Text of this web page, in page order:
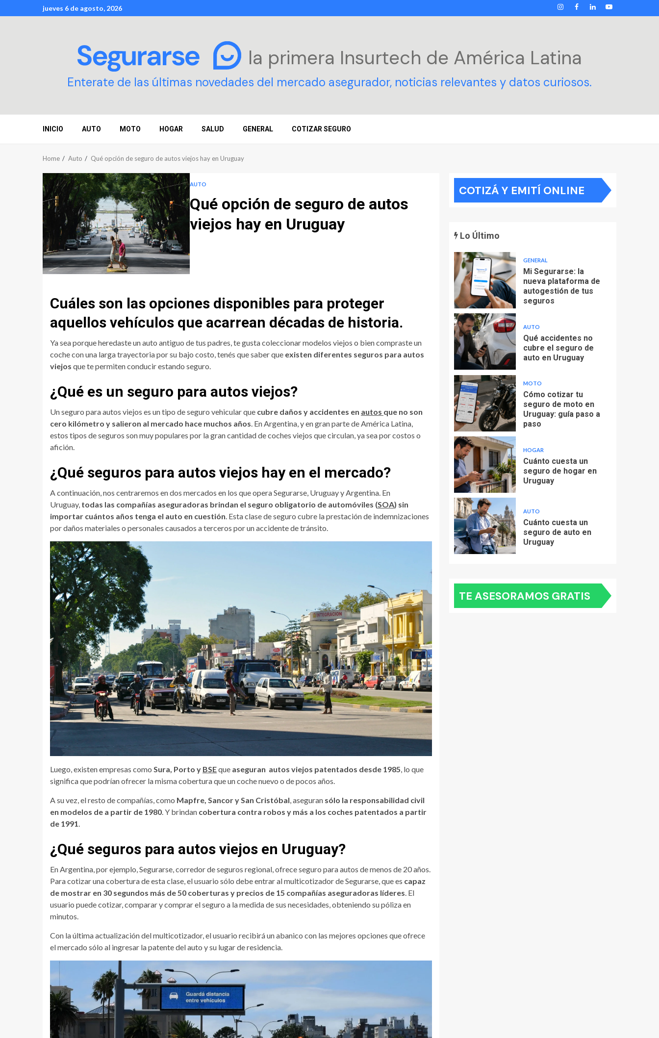
to
jueves 6 de agosto, 2026 INSTAGRAM
FACEBOOK
LINKEDIN
YOUTUBE
la primera Insurtech de América Latina
Enterate de las últimas novedades del mercado asegurador, noticias relevantes y datos curiosos.
INICIO AUTO MOTO HOGAR SALUD GENERAL COTIZAR SEGURO
Home Auto Qué opción de seguro de autos viejos hay en Uruguay
AUTO
Qué opción de seguro de autos
viejos hay en Uruguay
Cuáles son las opciones disponibles para proteger
aquellos vehículos que acarrean décadas de historia.
Ya sea porque heredaste un auto antiguo de tus padres, te gusta coleccionar modelos viejos o bien compraste un
coche con una larga trayectoria por su bajo costo, tenés que saber que existen diferentes seguros para autos
viejos que te permiten conducir estando seguro.
¿Qué es un seguro para autos viejos?
Un seguro para autos viejos es un tipo de seguro vehicular que cubre daños y accidentes en autos que no son
cero kilómetro y salieron al mercado hace muchos años. En Argentina, y en gran parte de América Latina,
estos tipos de seguros son muy populares por la gran cantidad de coches viejos que circulan, ya sea por costos o
afición.
¿Qué seguros para autos viejos hay en el mercado?
A continuación, nos centraremos en dos mercados en los que opera Segurarse, Uruguay y Argentina. En
Uruguay, todas las compañías aseguradoras brindan el seguro obligatorio de automóviles (SOA) sin
importar cuántos años tenga el auto en cuestión. Esta clase de seguro cubre la prestación de indemnizaciones
por daños materiales o personales causados a terceros por un accidente de tránsito.
Luego, existen empresas como Sura, Porto y BSEque aseguran autos viejos patentados desde 1985, lo que
significa que podrían ofrecer la misma cobertura que un coche nuevo o de pocos años.
A su vez, el resto de compañías, como Mapfre, Sancor y San Cristóbal, aseguran sólo la responsabilidad civil
en modelos de a partir de 1980. Y brindan cobertura contra robos y más a los coches patentados a partir
de 1991.
¿Qué seguros para autos viejos en Uruguay?
En Argentina, por ejemplo, Segurarse, corredor de seguros regional, ofrece seguro para autos de menos de 20 años.
Para cotizar una cobertura de esta clase, el usuario sólo debe entrar al multicotizador de Segurarse, que es capaz
de mostrar en 30 segundos más de 50 coberturas y precios de 15 compañías aseguradoras líderes. El
usuario puede cotizar, comparar y comprar el seguro a la medida de sus necesidades, obteniendo su póliza en
minutos.
Con la última actualización del multicotizador, el usuario recibirá un abanico con las mejores opciones que ofrece
el mercado sólo al ingresar la patente del auto y su lugar de residencia.
COTIZÁ Y EMITÍ ONLINE
Lo Último
GENERAL
Mi Segurarse: la
nueva plataforma de
autogestión de tus
seguros
AUTO
Qué accidentes no
cubre el seguro de
auto en Uruguay
MOTO
Cómo cotizar tu
seguro de moto en
Uruguay: guía paso a
paso
HOGAR
Cuánto cuesta un
seguro de hogar en
Uruguay
AUTO
Cuánto cuesta un
seguro de auto en
Uruguay
TE ASESORAMOS GRATIS